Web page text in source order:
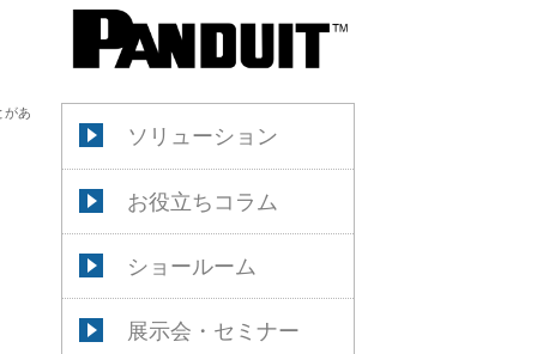
ソリューション
お役立ちコラム
ショールーム
展示会・セミナー
があ